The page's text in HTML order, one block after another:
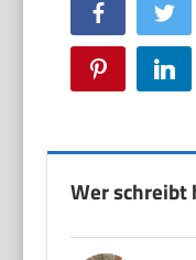
Facebook
Pinterest
Wer schreibt